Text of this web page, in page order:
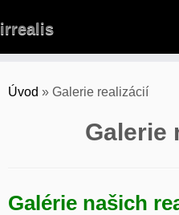
to
irrealis
Úvod » Galerie realizácií
Galerie
Galérie našich